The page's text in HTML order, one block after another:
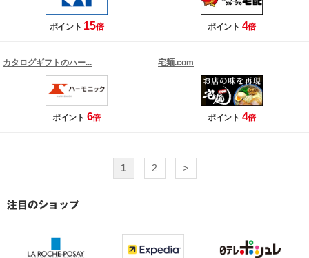
ポイント 15倍 ポイント 4倍
カタログギフトのハー...
ポイント 6倍
宅麺.com
ポイント 4倍
1 2 >